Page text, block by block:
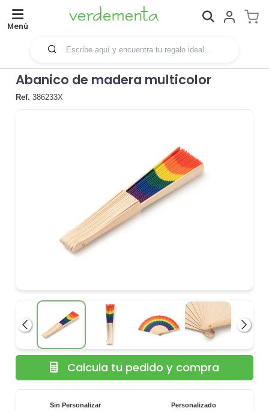
Menú
Abanico de madera multicolor
Ref. 386233X
Anterior
Sin Personalizar
Personalizado
Calcula tu pedido y compra